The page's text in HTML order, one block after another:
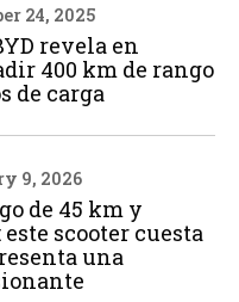
24, 2025
revela en
400 km de rango
de carga
9, 2026
de 45 km y
scooter cuesta
una